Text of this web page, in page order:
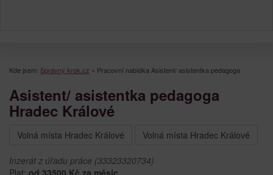
Kde jsem: Správný krok.cz » Pracovní nabídka Asistent/ asistentka pedagoga
Asistent/ asistentka pedagoga
Hradec Králové
Volná místa Hradec Králové Volná místa Hradec Králové
Inzerát z úřadu práce (33323320734)
Plat: od 33500 Kč za měsíc